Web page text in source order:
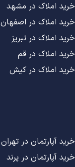
خرید املاک در مشهد
خرید املاک در اصفهان
خرید املاک در تبریز
خرید املاک در قم
خرید املاک در کیش
خرید آپارتمان در تهران
خرید آپارتمان در پرند